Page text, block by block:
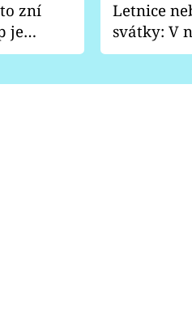
zní
je
Letnice
svátky: V
pondělí